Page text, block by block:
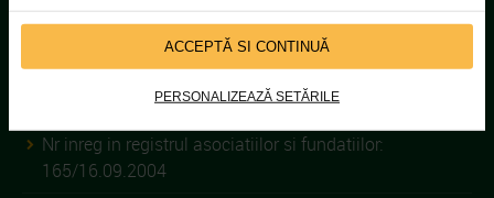
ACCEPTĂ SI CONTINUĂ
PERSONALIZEAZĂ SETĂRILE
TEAM
C.I.F.:
Nr inreg in registrul asociatiilor si fundatiilor:
165/16.09.2004